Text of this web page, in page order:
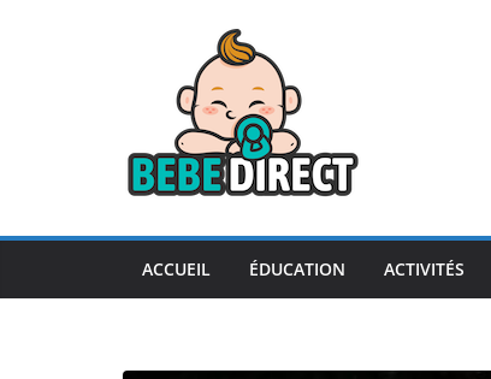
ACCUEIL ÉDUCATION ACTIVITÉS